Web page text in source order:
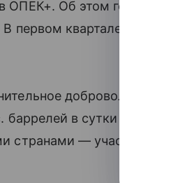
ОПЕК+. Об этом говорится
первом квартале 2024
добровольное
в сутки во втором
странами — участницами